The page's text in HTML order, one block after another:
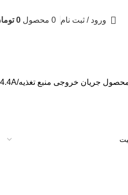
ورود / ثبت نام 0 محصول 0
جریان خروجی منبع تغذیه 4.4A